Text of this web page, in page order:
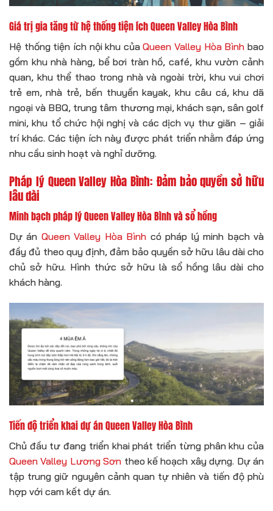
Giá trị gia tăng từ hệ thống tiện ích Queen Valley Hòa Bình
Hệ thống tiện ích nội khu củaQueen Valley Hòa Bình bao
gồm khu nhà hàng, bể bơi tràn hồ, café, khu vườn cảnh
quan, khu thể thao trong nhà và ngoài trời, khu vui chơi
trẻ em, nhà trẻ, bến thuyền kayak, khu câu cá, khu dã
ngoại và BBQ, trung tâm thương mại, khách sạn, sân golf
mini, khu tổ chức hội nghị và các dịch vụ thư giãn – giải
trí khác. Các tiện ích này được phát triển nhằm đáp ứng
nhu cầu sinh hoạt và nghỉ dưỡng.
Pháp lý Queen Valley Hòa Bình: Đảm bảo quyền sở hữu
lâu dài
Minh bạch pháp lý Queen Valley Hòa Bình và sổ hồng
Dự án Queen Valley Hòa Bình có pháp lý minh bạch và
đầy đủ theo quy định, đảm bảo quyền sở hữu lâu dài cho
chủ sở hữu. Hình thức sở hữu là sổ hồng lâu dài cho
khách hàng.
Tiến độ triển khai dự án Queen Valley Hòa Bình
Chủ đầu tư đang triển khai phát triển từng phân khu của
Queen Valley Lương Sơn theo kế hoạch xây dựng. Dự án
tập trung giữ nguyên cảnh quan tự nhiên và tiến độ phù
hợp với cam kết dự án.